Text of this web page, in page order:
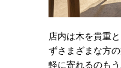
店内は木を貴重
ずさまざまな方
軽に寄れるのもう